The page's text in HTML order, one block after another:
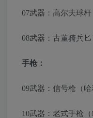
07武器：高尔夫球杆
08武器：古董骑兵匕
手枪：
09武器：信号枪（哈
10武器：老式手枪（